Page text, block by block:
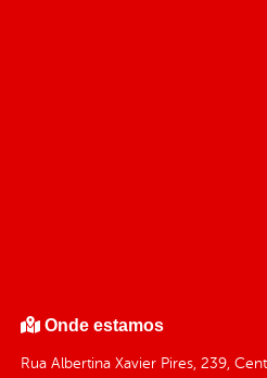
Onde estamos
Rua Albertina Xavier Pires, 239,